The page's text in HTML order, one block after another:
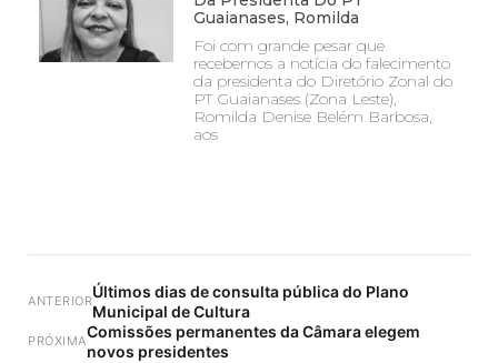
Guaianases, Romilda
Foi com grande pesar que
recebemos a notícia do falecimento
da presidenta do Diretório Zonal do
PT Guaianases (Zona Leste),
Romilda Denise Belém Barbosa,
aos
ANTERIORÚltimos dias de consulta pública do Plano
Municipal de Cultura
PRÓXIMAComissões permanentes da Câmara elegem
novos presidentes